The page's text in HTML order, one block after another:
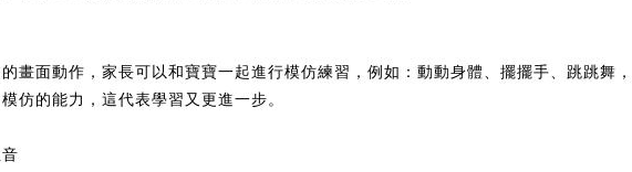
畫面動作，家長可以和寶寶一起進行模仿練習，例如：動動身體、擺擺手、跳跳舞，
仿的能力，這代表學習又更進一步。